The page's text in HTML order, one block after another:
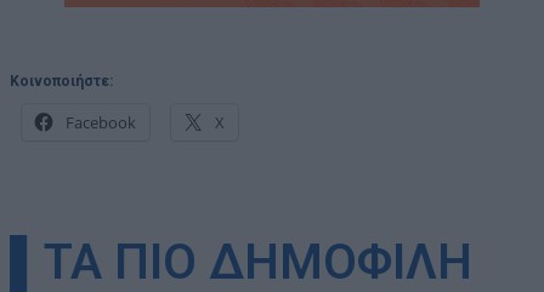
Κοινοποιήστε:
Facebook X
▌ΤΑ ΠΙΟ ΔΗΜΟΦΙΛΗ